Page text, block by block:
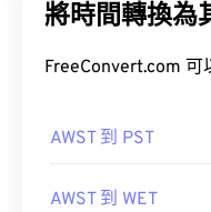
將時間轉換為
FreeConvert.com 可
AWST 到 PST
AWST 到 WET